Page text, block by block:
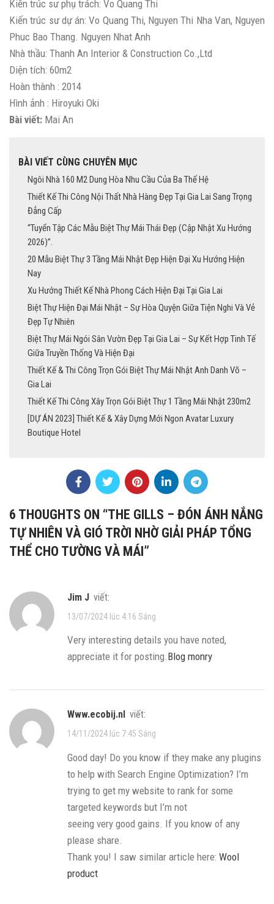
Kiến trúc sư phụ trách: Vo Quang Thi
Kiến trúc sư dự án: Vo Quang Thi, Nguyen Thi Nha Van, Nguyen
Phuc Bao Thang. Nguyen Nhat Anh
Nhà thầu: Thanh An Interior & Construction Co.,Ltd
Diện tích: 60m2
Hoàn thành : 2014
Hình ảnh : Hiroyuki Oki
Bài viết: Mai An
BÀI VIẾT CÙNG CHUYÊN MỤC
Ngôi Nhà 160 M2 Dung Hòa Nhu Cầu Của Ba Thế Hệ
Thiết Kế Thi Công Nội Thất Nhà Hàng Đẹp Tại Gia Lai Sang Trọng
Đẳng Cấp
“Tuyển Tập Các Mẫu Biệt Thự Mái Thái Đẹp (Cập Nhật Xu Hướng
2026)”.
20 Mẫu Biệt Thự 3 Tầng Mái Nhật Đẹp Hiện Đại Xu Hướng Hiện
Nay
Xu Hướng Thiết Kế Nhà Phong Cách Hiện Đại Tại Gia Lai
Biệt Thự Hiện Đại Mái Nhật – Sự Hòa Quyện Giữa Tiện Nghi Và Vẻ
Đẹp Tự Nhiên
Biệt Thự Mái Ngói Sân Vườn Đẹp Tại Gia Lai – Sự Kết Hợp Tinh Tế
Giữa Truyền Thống Và Hiện Đại
Thiết Kế & Thi Công Trọn Gói Biệt Thự Mái Nhật Anh Danh Võ –
Gia Lai
Thiết Kế Thi Công Xây Trọn Gói Biệt Thự 1 Tầng Mái Nhật 230m2
[DỰ ÁN 2023] Thiết Kế & Xây Dựng Mới Ngon Avatar Luxury
Boutique Hotel
6 THOUGHTS ON “THE GILLS – ĐÓN ÁNH NẮNG
TỰ NHIÊN VÀ GIÓ TRỜI NHỜ GIẢI PHÁP TỔNG
THỂ CHO TƯỜNG VÀ MÁI”
Jim J viết:
13/07/2024 lúc 4:16 Sáng
Very interesting details you have noted,
appreciate it for posting.Blog monry
www.ecobij.nl viết:
14/11/2024 lúc 7:45 Sáng
Good day! Do you know if they make any plugins
to help with Search Engine Optimization? I’m
trying to get my website to rank for some
targeted keywords but I’m not
seeing very good gains. If you know of any
please share.
Thank you! I saw similar article here: Wool
product